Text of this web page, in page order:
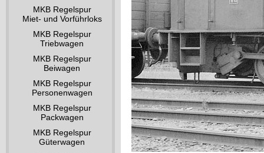
MKB Regelspur
Miet- und Vorführloks
MKB Regelspur
Triebwagen
MKB Regelspur
Beiwagen
MKB Regelspur
Personenwagen
MKB Regelspur
Packwagen
MKB Regelspur
Güterwagen